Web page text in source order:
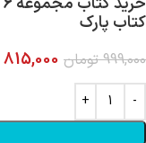
کتاب پارک
999,000 تومان 815,000